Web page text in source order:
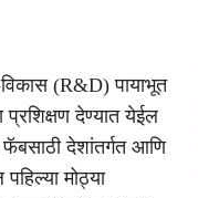
(R&D) पायाभूत
प्रशिक्षण देण्यात येईल
देशांतर्गत आणि
मोठ्या